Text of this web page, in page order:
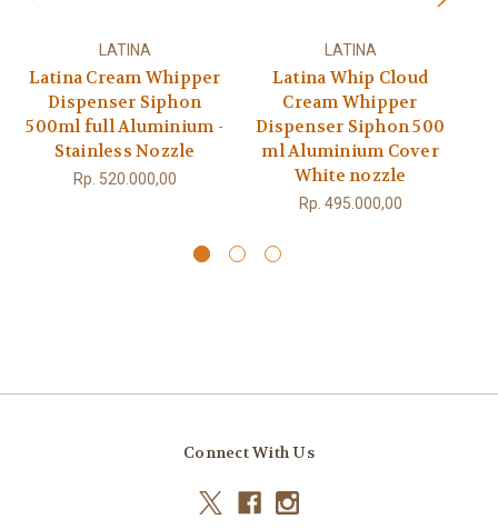
LATINA
Latina Cream Whipper
Dispenser Siphon
500ml full Aluminium -
Stainless Nozzle
Rp. 520.000,00
LATINA
Latina Whip Cloud
Cream Whipper
Dispenser Siphon 500
ml Aluminium Cover
White nozzle
Rp. 495.000,00
Connect With Us